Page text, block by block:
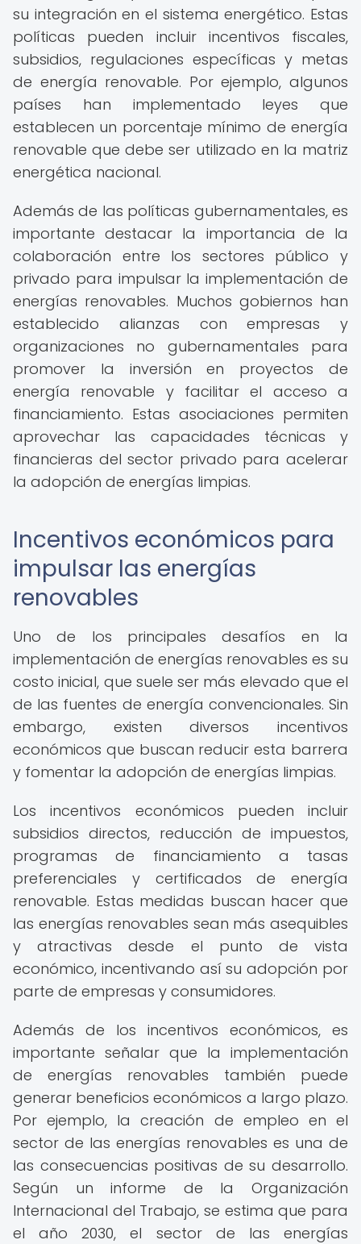
su integración en el sistema energético. Estas
políticas pueden incluir incentivos fiscales,
subsidios, regulaciones específicas y metas
de energía renovable. Por ejemplo, algunos
países han implementado leyes que
establecen un porcentaje mínimo de energía
renovable que debe ser utilizado en la matriz
energética nacional.
Además de las políticas gubernamentales, es
importante destacar la importancia de la
colaboración entre los sectores público y
privado para impulsar la implementación de
energías renovables. Muchos gobiernos han
establecido alianzas con empresas y
organizaciones no gubernamentales para
promover la inversión en proyectos de
energía renovable y facilitar el acceso a
financiamiento. Estas asociaciones permiten
aprovechar las capacidades técnicas y
financieras del sector privado para acelerar
la adopción de energías limpias.
Incentivos económicos para
impulsar las energías
renovables
Uno de los principales desafíos en la
implementación de energías renovables es su
costo inicial, que suele ser más elevado que el
de las fuentes de energía convencionales. Sin
embargo, existen diversos incentivos
económicos que buscan reducir esta barrera
y fomentar la adopción de energías limpias.
Los incentivos económicos pueden incluir
subsidios directos, reducción de impuestos,
programas de financiamiento a tasas
preferenciales y certificados de energía
renovable. Estas medidas buscan hacer que
las energías renovables sean más asequibles
y atractivas desde el punto de vista
económico, incentivando así su adopción por
parte de empresas y consumidores.
Además de los incentivos económicos, es
importante señalar que la implementación
de energías renovables también puede
generar beneficios económicos a largo plazo.
Por ejemplo, la creación de empleo en el
sector de las energías renovables es una de
las consecuencias positivas de su desarrollo.
Según un informe de la Organización
Internacional del Trabajo, se estima que para
el año 2030, el sector de las energías